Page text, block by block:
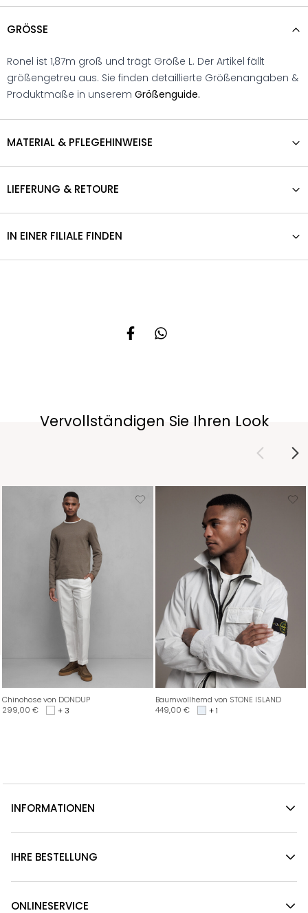
GRÖSSE
Ronel ist 1,87m groß und trägt Größe L. Der Artikel fällt
größengetreu aus. Sie finden detaillierte Größenangaben &
Produktmaße in unserem Größenguide.
MATERIAL & PFLEGEHINWEISE
LIEFERUNG & RETOURE
IN EINER FILIALE FINDEN
Vervollständigen Sie Ihren Look
Chinohose von DONDUP
299,00 € + 3
Baumwollhemd von STONE ISLAND
449,00 € + 1
INFORMATIONEN
IHRE BESTELLUNG
ONLINESERVICE